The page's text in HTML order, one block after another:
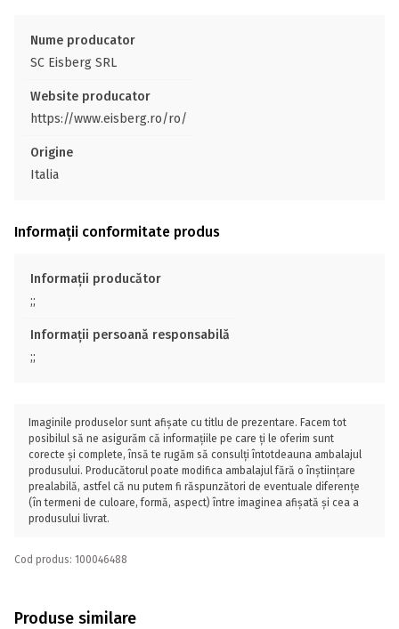
Nume producator
SC Eisberg SRL
Website producator
https://www.eisberg.ro/ro/
Origine
Italia
Informații conformitate produs
Informații producător
;;
Informații persoană responsabilă
;;
Imaginile produselor sunt afișate cu titlu de prezentare. Facem tot
posibilul să ne asigurăm că informațiile pe care ți le oferim sunt
corecte și complete, însă te rugăm să consulți întotdeauna ambalajul
produsului. Producătorul poate modifica ambalajul fără o înștiințare
prealabilă, astfel că nu putem fi răspunzători de eventuale diferențe
(în termeni de culoare, formă, aspect) între imaginea afișată și cea a
produsului livrat.
Cod produs: 100046488
Produse similare